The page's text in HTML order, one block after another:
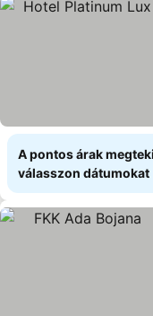
A pontos árak
válasszon dátumokat